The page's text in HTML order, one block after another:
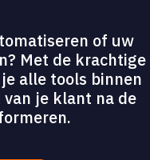
of uw
Met de krachtige
alle tools binnen
je klant na de